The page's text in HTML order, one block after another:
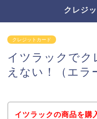
クレジ
クレジットカード
イツラックでク
えない！（エラ
イツラックの商品を購